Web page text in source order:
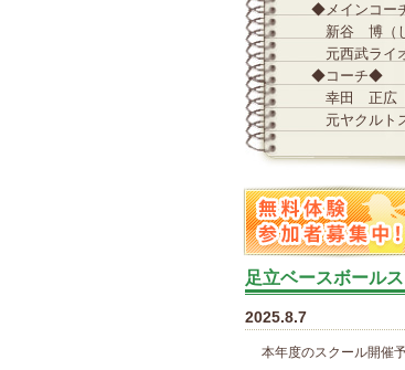
◆メインコー
新谷 博（
元西武ライ
◆コーチ◆
幸田 正広
元ヤクルト
足立ベースボール
2025.8.7
本年度のスクール開催